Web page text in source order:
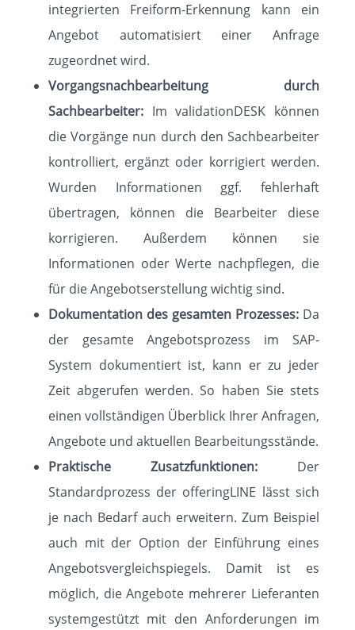
integrierten Freiform-Erkennung kann ein
Angebot automatisiert einer Anfrage
zugeordnet wird.
Vorgangsnachbearbeitung durch
Sachbearbeiter: Im validationDESK können
die Vorgänge nun durch den Sachbearbeiter
kontrolliert, ergänzt oder korrigiert werden.
Wurden Informationen ggf. fehlerhaft
übertragen, können die Bearbeiter diese
korrigieren. Außerdem können sie
Informationen oder Werte nachpflegen, die
für die Angebotserstellung wichtig sind.
Dokumentation des gesamten Prozesses: Da
der gesamte Angebotsprozess im SAP-
System dokumentiert ist, kann er zu jeder
Zeit abgerufen werden. So haben Sie stets
einen vollständigen Überblick Ihrer Anfragen,
Angebote und aktuellen Bearbeitungsstände.
Praktische Zusatzfunktionen:
Der
Standardprozess der offeringLINE lässt sich
je nach Bedarf auch erweitern. Zum Beispiel
auch mit der Option der Einführung eines
Angebotsvergleichspiegels. Damit ist es
möglich, die Angebote mehrerer Lieferanten
systemgestützt mit den Anforderungen im